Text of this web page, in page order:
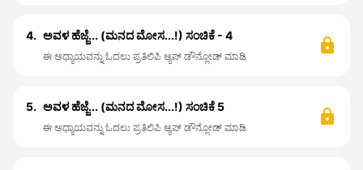
4. ಅವಳ ಹೆಜ್ಜೆ... (ಮನದ ಮೋಸ...!) ಸಂಚಿಕೆ - 4
ಈ ಅಧ್ಯಾಯವನ್ನು ಓದಲು ಪ್ರತಿಲಿಪಿ ಆ್ಯಪ್ ಡೌನ್ಲೋಡ್ ಮಾಡಿ
5. ಅವಳ ಹೆಜ್ಜೆ... (ಮನದ ಮೋಸ...!) ಸಂಚಿಕೆ 5
ಈ ಅಧ್ಯಾಯವನ್ನು ಓದಲು ಪ್ರತಿಲಿಪಿ ಆ್ಯಪ್ ಡೌನ್ಲೋಡ್ ಮಾಡಿ